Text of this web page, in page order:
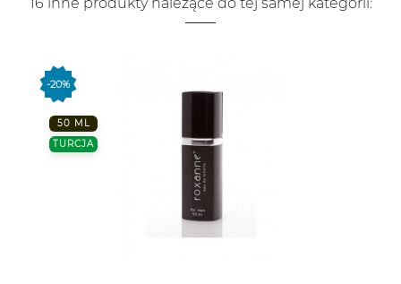
16 inne produkty należące do tej samej kategorii:
-20%
50 ML
TURCJA